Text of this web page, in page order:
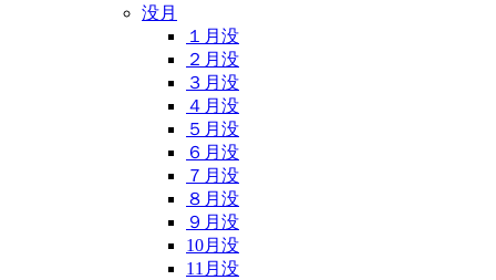
没月
１月没
２月没
３月没
４月没
５月没
６月没
７月没
８月没
９月没
10月没
11月没